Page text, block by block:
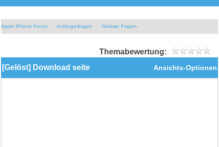
Apple iPhone Forum Anfängerfragen Gelöste Fragen
Themabewertung:
Ansichts-Optionen
[Gelöst] Download seite